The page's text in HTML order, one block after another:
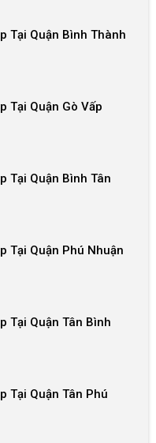
Tại Quận Bình Thành
Tại Quận Gò Vấp
Tại Quận Bình Tân
Tại Quận Phú Nhuận
Tại Quận Tân Bình
Tại Quận Tân Phú